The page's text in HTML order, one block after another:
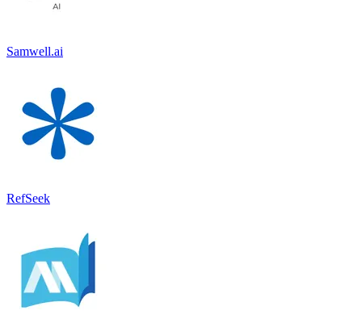
Samwell.ai
RefSeek